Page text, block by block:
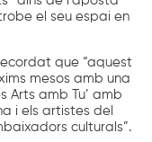
el seu espai en
que “aquest
mesos amb una
Arts amb Tu’ amb
i els artistes del
culturals”.